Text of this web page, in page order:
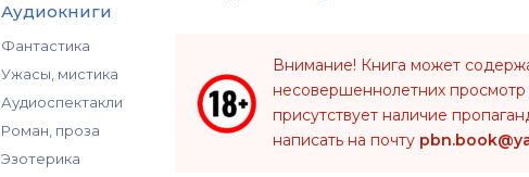
Аудиокниги
Фантастика
Ужасы, мистика
Аудиоспектакли
Роман, проза
Эзотерика
Внимание! Книга может
несовершеннолетних просмотр
присутствует наличие
написать на почту